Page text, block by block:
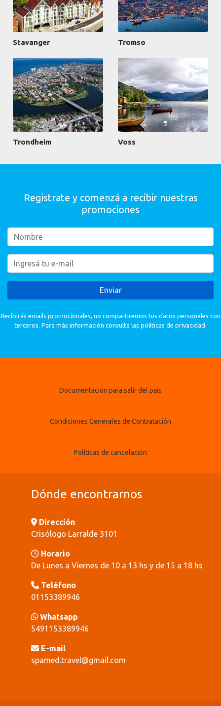
Stavanger Tromso
Trondheim Voss
Registrate y comenzá a recibir nuestras
promociones
Enviar
Recibirás emails promocionales, no compartiremos tus datos personales con
terceros. Para más información consulta las políticas de privacidad.
Documentación para salir del país
Condiciones Generales de Contratación
Políticas de cancelación
Dónde encontrarnos
Dirección
Crisólogo Larralde 3101
Horario
De Lunes a Viernes de 10 a 13 hs y de 15 a 18 hs
Teléfono
01153389946
Whatsapp
5491153389946
E-mail
spamed.travel@gmail.com